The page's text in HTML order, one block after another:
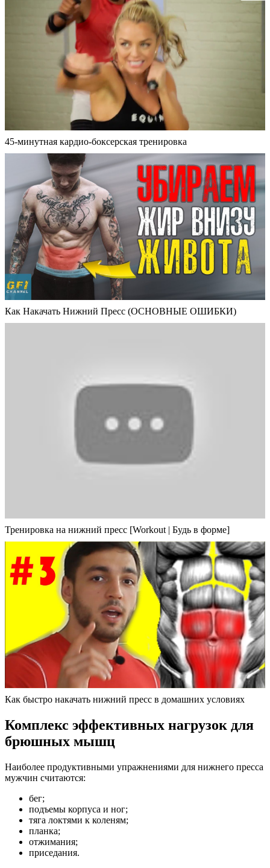
45-минутная кардио-боксерская тренировка
Как Накачать Нижний Пресс (ОСНОВНЫЕ ОШИБКИ)
Тренировка на нижний пресс [Workout | Будь в форме]
Как быстро накачать нижний пресс в домашних условиях
Комплекс эффективных нагрузок для
брюшных мышц
Наиболее продуктивными упражнениями для нижнего пресса
мужчин считаются:
бег;
подъемы корпуса и ног;
тяга локтями к коленям;
планка;
отжимания;
приседания.